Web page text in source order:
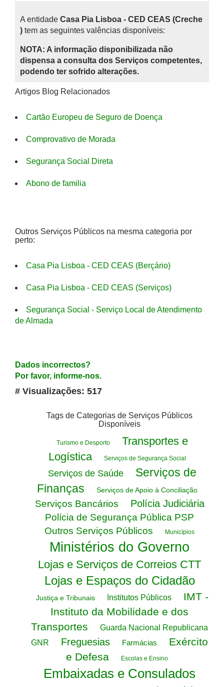
A entidade Casa Pia Lisboa - CED CEAS (Creche
) tem as seguintes valências disponíveis:
NOTA: A informação disponibilizada não
dispensa a consulta dos Serviços competentes,
podendo ter sofrido alterações.
Artigos Blog Relacionados
Cartão Europeu de Seguro de Doença
Comprovativo de Morada
Segurança Social Direta
Abono de familia
Outros Serviços Públicos na mesma categoria por
perto:
Casa Pia Lisboa - CED CEAS (Berçário)
Casa Pia Lisboa - CED CEAS (Serviços)
Segurança Social - Serviço Local de Atendimento
de Almada
Dados incorrectos?
Por favor, informe-nos.
# Visualizações: 517
Tags de Categorias de Serviços Públicos
Disponíveis
Turismo e Desporto
Transportes e
Logística
Serviços de Segurança Social
Serviços de Saúde
Serviços de
Finanças
Serviços de Apoio à Conciliação
Serviços Bancários Polícia Judiciária
Polícia de Segurança Pública PSP
Outros Serviços Públicos
Municípios
Ministérios do Governo
Lojas e Serviços de Correios CTT
Lojas e Espaços do Cidadão
Justiça e Tribunais Institutos Públicos
IMT -
Instituto da Mobilidade e dos
Transportes
Guarda Nacional Republicana
GNR
Freguesias Farmácias
Exército
e Defesa
Escolas e Ensino
Embaixadas e Consulados